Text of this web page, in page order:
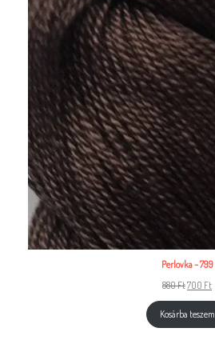
Perlovka – 799
880Ft700 Ft
Kosárba teszem